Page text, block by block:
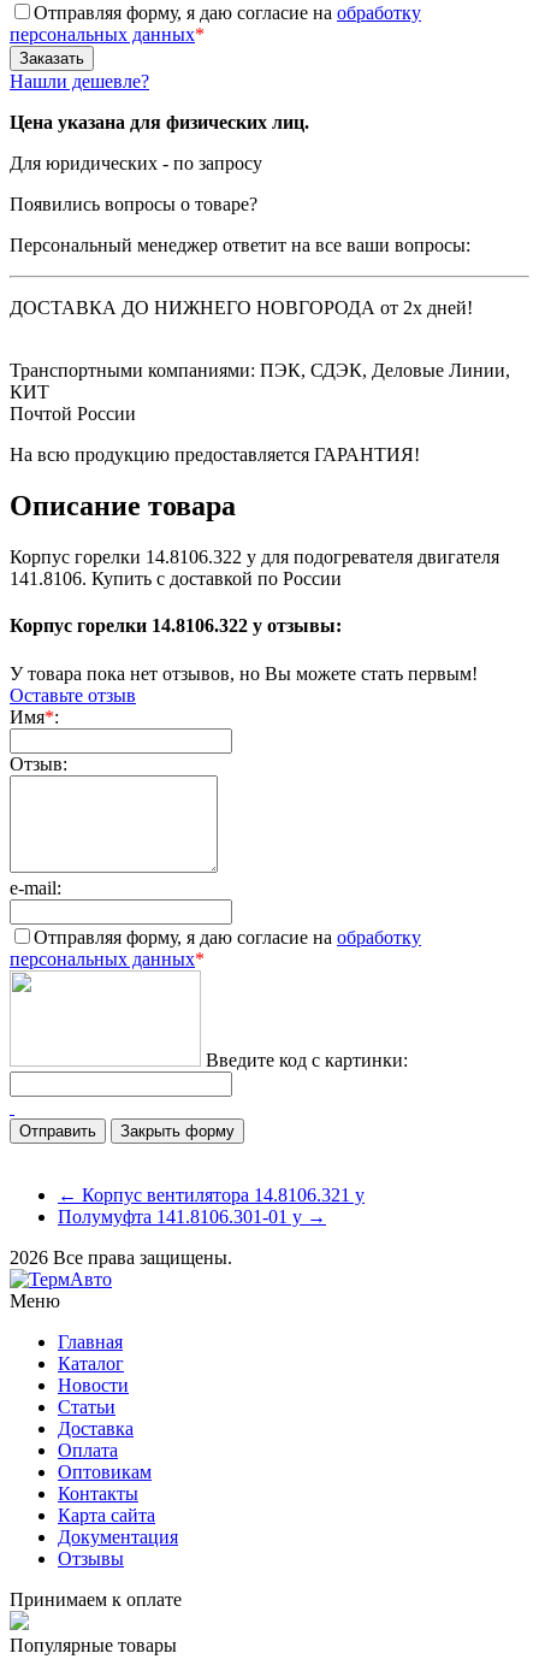
Отправляя форму, я даю согласие на обработку
персональных данных*
Нашли дешевле?
Цена указана для физических лиц.
Для юридических - по запросу
Появились вопросы о товаре?
Персональный менеджер ответит на все ваши вопросы:
ДОСТАВКА ДО НИЖНЕГО НОВГОРОДА от 2х дней!
Транспортными компаниями: ПЭК, СДЭК, Деловые Линии,
КИТ
Почтой России
На всю продукцию предоставляется ГАРАНТИЯ!
Описание товара
Корпус горелки 14.8106.322 у для подогревателя двигателя
141.8106. Купить с доставкой по России
Корпус горелки 14.8106.322 у отзывы:
У товара пока нет отзывов, но Вы можете стать первым!
Оставьте отзыв
Имя*:
Отзыв:
e-mail:
Отправляя форму, я даю согласие на обработку
персональных данных*
Введите код с картинки:
Закрыть форму
← Корпус вентилятора 14.8106.321 у
Полумуфта 141.8106.301-01 у →
2026 Все права защищены.
Меню
Главная
Каталог
Новости
Статьи
Доставка
Оплата
Оптовикам
Контакты
Карта сайта
Документация
Отзывы
Принимаем к оплате
Популярные товары